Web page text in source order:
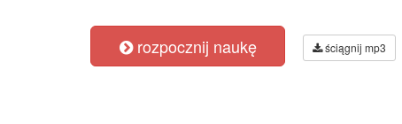
rozpocznij naukę ściągnij mp3